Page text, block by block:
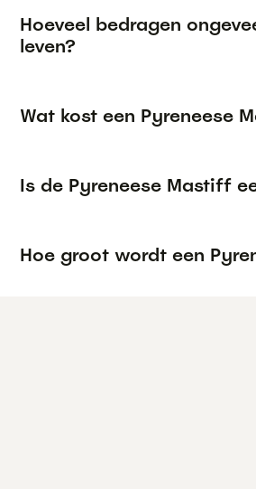
Hoeveel bedragen
leven?
Wat kost een Pyreneese
Is de Pyreneese Mastiff
Hoe groot wordt een